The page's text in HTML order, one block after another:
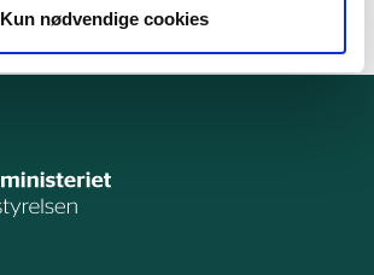
Kun nødvendige cookies